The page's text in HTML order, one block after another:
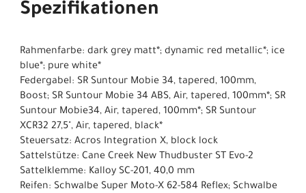
Spezifikationen
Rahmenfarbe: dark grey matt*; dynamic red metallic*; ice
blue*; pure white*
Federgabel: SR Suntour Mobie 34, tapered, 100mm,
Boost; SR Suntour Mobie 34 ABS, Air, tapered, 100mm*; SR
Suntour Mobie34, Air, tapered, 100mm*; SR Suntour
XCR32 27,5", Air, tapered, black*
Steuersatz: Acros Integration X, block lock
Sattelstütze: Cane Creek New Thudbuster ST Evo-2
Sattelklemme: Kalloy SC-201, 40,0 mm
Reifen: Schwalbe Super Moto-X 62-584 Reflex; Schwalbe